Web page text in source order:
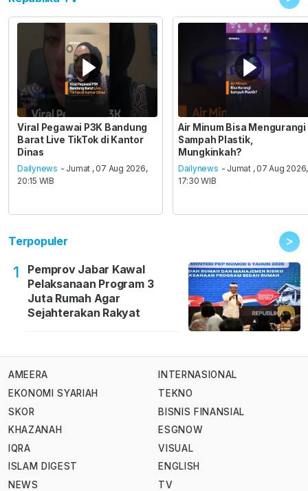
Viral Pegawai P3K Bandung
Barat Live TikTok di Kantor
Dinas
Dailynews - Jumat , 07 Aug 2026,
20:15 WIB
Air Minum Bisa Mengurangi
Sampah Plastik,
Mungkinkah?
Dailynews - Jumat , 07 Aug 2026,
17:30 WIB
Terpopuler >
1
Pemprov Jabar Kawal
Pelaksanaan Program 3
Juta Rumah Agar
Sejahterakan Rakyat
AMEERA
EKONOMI SYARIAH
SKOR
KHAZANAH
IQRA
ISLAM DIGEST
NEWS
INTERNASIONAL
TEKNO
BISNIS FINANSIAL
ESGNOW
VISUAL
ENGLISH
TV